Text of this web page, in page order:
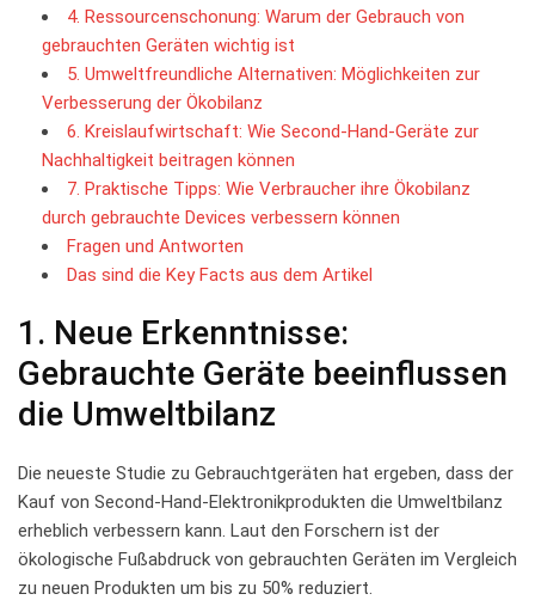
4. Ressourcenschonung: Warum​ der‌ Gebrauch⁣ von
gebrauchten Geräten wichtig ist
5.​ Umweltfreundliche⁤ Alternativen: Möglichkeiten zur
Verbesserung der Ökobilanz
6. Kreislaufwirtschaft: Wie Second-Hand-Geräte‍ zur
Nachhaltigkeit beitragen ⁣können
7. Praktische ​Tipps: Wie Verbraucher ihre ‍Ökobilanz
durch gebrauchte Devices verbessern können
Fragen und Antworten
Das sind ⁣die Key Facts aus dem‌ Artikel
1. Neue​ Erkenntnisse:
Gebrauchte ⁤Geräte beeinflussen
die Umweltbilanz
Die neueste Studie ⁤zu Gebrauchtgeräten hat ergeben, dass ⁤der
Kauf ⁤von Second-Hand-Elektronikprodukten die ⁣Umweltbilanz
erheblich​ verbessern ⁤kann. Laut den Forschern ist‍ der ​
ökologische Fußabdruck von gebrauchten Geräten im Vergleich
zu neuen Produkten um bis zu⁤ 50% reduziert.